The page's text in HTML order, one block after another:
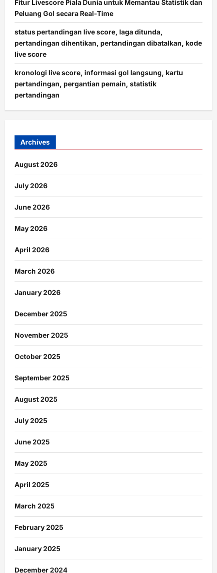
Fitur Livescore Piala Dunia untuk Memantau Statistik dan
Peluang Gol secara Real-Time
status pertandingan live score, laga ditunda,
pertandingan dihentikan, pertandingan dibatalkan, kode
live score
kronologi live score, informasi gol langsung, kartu
pertandingan, pergantian pemain, statistik
pertandingan
Archives
August 2026
July 2026
June 2026
May 2026
April 2026
March 2026
January 2026
December 2025
November 2025
October 2025
September 2025
August 2025
July 2025
June 2025
May 2025
April 2025
March 2025
February 2025
January 2025
December 2024